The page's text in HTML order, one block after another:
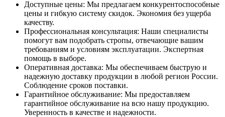
Доступные цены: Мы предлагаем конкурентоспособные
цены и гибкую систему скидок. Экономия без ущерба
качеству.
Профессиональная консультация: Наши специалисты
помогут вам подобрать стропы, отвечающие вашим
требованиям и условиям эксплуатации. Экспертная
помощь в выборе.
Оперативная доставка: Мы обеспечиваем быструю и
надежную доставку продукции в любой регион России.
Соблюдение сроков поставки.
Гарантийное обслуживание: Мы предоставляем
гарантийное обслуживание на всю нашу продукцию.
Уверенность в качестве и надежности.